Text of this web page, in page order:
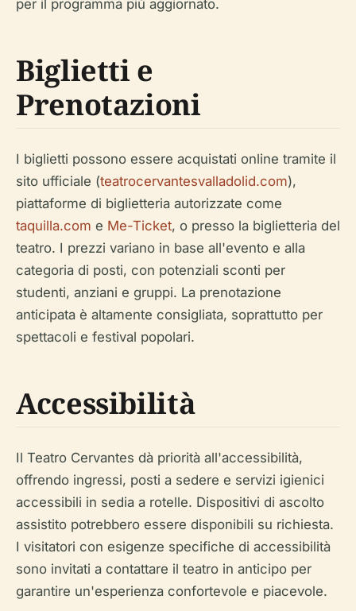
per il programma più aggiornato.
Biglietti e
Prenotazioni
I biglietti possono essere acquistati online tramite il
sito ufficiale (teatrocervantesvalladolid.com),
piattaforme di biglietteria autorizzate come
taquilla.com e Me-Ticket, o presso la biglietteria del
teatro. I prezzi variano in base all'evento e alla
categoria di posti, con potenziali sconti per
studenti, anziani e gruppi. La prenotazione
anticipata è altamente consigliata, soprattutto per
spettacoli e festival popolari.
Accessibilità
Il Teatro Cervantes dà priorità all'accessibilità,
offrendo ingressi, posti a sedere e servizi igienici
accessibili in sedia a rotelle. Dispositivi di ascolto
assistito potrebbero essere disponibili su richiesta.
I visitatori con esigenze specifiche di accessibilità
sono invitati a contattare il teatro in anticipo per
garantire un'esperienza confortevole e piacevole.